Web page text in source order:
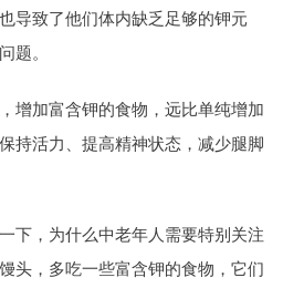
导致了他们体内缺乏足够的钾元
题。
增加富含钾的食物，远比单纯增加
持活力、提高精神状态，减少腿脚
下，为什么中老年人需要特别关注
头，多吃一些富含钾的食物，它们